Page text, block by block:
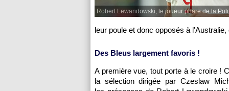
Robert Lewandowski, le joueur phare de la
leur poule et donc opposés à
Des Bleus largement favoris !
A première vue, tout porte à le croire !
la sélection dirigée par Czeslaw